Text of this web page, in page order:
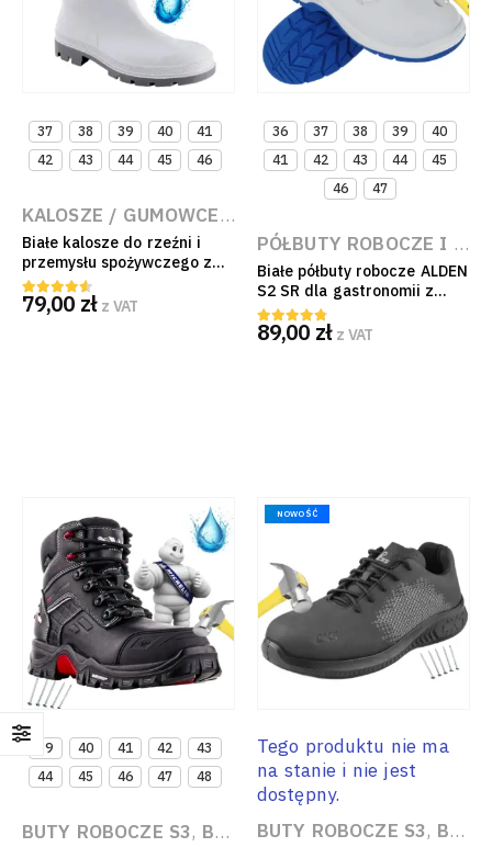
37 38 39 40
41
42
43 44 45 46
KALOSZE / GUMOWCE ROBOCZE
Białe kalosze do rzeźni i
przemysłu spożywczego z
PVC CXS ERIS EN ISO 20347
4.50 out of 5
79,00 zł z VAT
36 37 38 39
40
41
42 43 44
45
46
47
PÓŁBUTY ROBOCZE I OCHRONNE
Białe półbuty robocze ALDEN
S2 SR dla gastronomii z
mikrofibry
4.67 out of 5
89,00 zł z VAT
39 40 41 42
43
44
45 46 47 48
BUTY ROBOCZE S3, BUTY ROBOCZE ,BUTY
NOWOŚĆ
Tego produktu nie ma
na stanie i nie jest
dostępny.
BUTY ROBOCZE S3, BUTY ROBOCZE Z PODNOSKIEM KOMPOZYTOWYM